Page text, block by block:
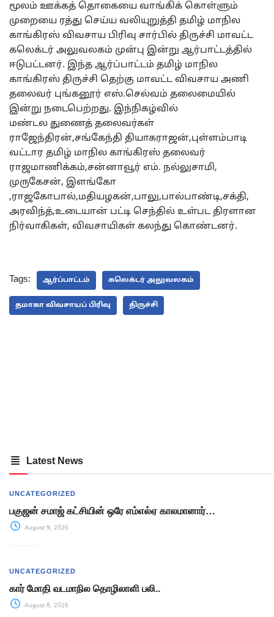
மூலம் ஊக்கத் தொகையை வாங்கிக் கொள்ளும்
முறையை ரத்து செய்ய வலியுறுத்தி தமிழ் மாநில
காங்கிரஸ் விவசாய பிரிவு சார்பில் திருச்சி மாவட்ட
கலெக்டர் அலுவலகம் முன்பு இன்று ஆர்பாட்டத்தில்
ஈடுபட்டனர். இந்த ஆர்ப்பாட்டம் தமிழ் மாநில
காங்கிரஸ் திருச்சி தெற்கு மாவட்ட விவசாய அணி
தலைவர் புங்கனூர் எஸ்.செல்வம் தலைமையில்
இன்று நடைபெற்றது. இந்நிகழ்வில்
மண்டல துணைத் தலைவர்கள்
ராஜேந்திரன்,சங்கேந்தி தியாகராஜன்,புள்ளம்பாடி
வட்டார தமிழ் மாநில காங்கிரஸ் தலைவர்
ராஜமாணிக்கம்,சன்னாவூர் எம். நல்லுசாமி,
முருகேசன், இளங்கோ
,ராஜகோபால்,மதியழகன்,பாலு,பால்பாண்டி,சக்தி,
அரவிந்த்,உடையான் பட்டி செந்தில் உள்பட திரளான
நிர்வாகிகள், விவசாயிகள் கலந்து கொண்டனர்.
Tags: ஆர்ப்பாட்டம் கலெக்டர் அலுவலகம்
தமாகா விவசாயப் பிரிவு திருச்சி
Latest News
UNCATEGORIZED
பகுஜன் சமாஜ் கட்சியின் ஒரே எம்எல்ஏ காலமானார்…
August 9, 2026
UNCATEGORIZED
கார் மோதி வடமாநில தொழிலாளி பலி..
August 8, 2026